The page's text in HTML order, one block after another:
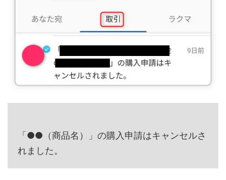
「●●（商品名）」の購入申請はキャンセルさ
れました。